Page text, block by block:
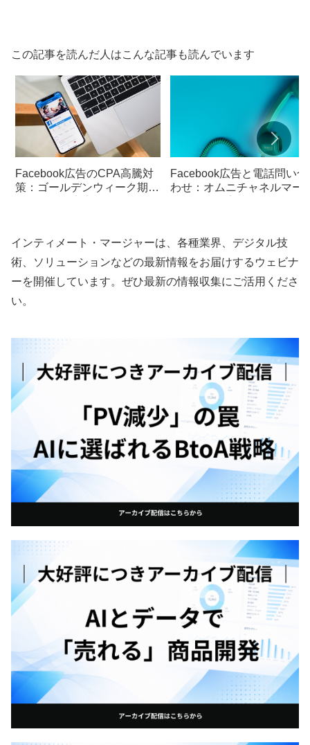
この記事を読んだ人はこんな記事も読んでいます
Facebook広告のCPA高騰対
策：ゴールデンウィーク期間
Facebook広告と電話問い合
わせ：オムニチャネルマー
インティメート・マージャーは、各種業界、デジタル技
術、ソリューションなどの最新情報をお届けするウェビナ
ーを開催しています。ぜひ最新の情報収集にご活用くださ
い。